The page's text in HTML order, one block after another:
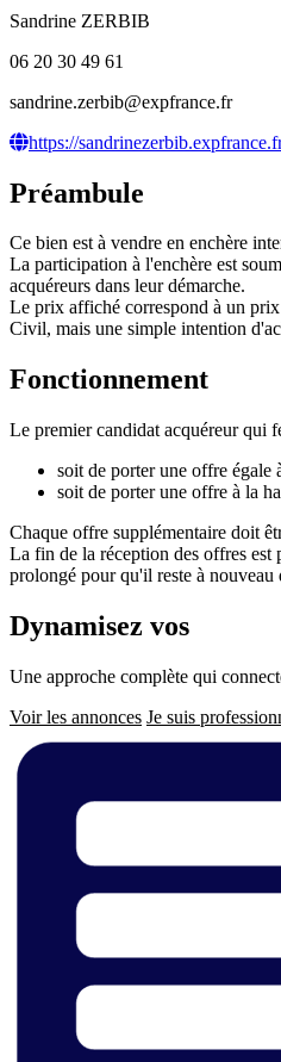
Sandrine ZERBIB
06 20 30 49 61
sandrine.zerbib@expfrance.fr
https://
Préambule
Ce bien est à vendre en enchère
La participation à l'enchère est
acquéreurs dans leur démarche.
Le prix affiché correspond à un
Civil, mais une simple intention
Fonctionnement
Le premier candidat acquéreur qui
soit de porter une offre égale
soit de porter une offre à la
Chaque offre supplémentaire doit
La fin de la réception des offres est
prolongé pour qu'il reste à nouveau
Dynamisez vos
Une approche complète qui
Voir les annonces Je suis
Pied
de